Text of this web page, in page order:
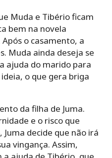
Muda e Tibério ficam
bem na novela
o casamento, a
Muda ainda deseja se
ajuda do marido para
o que gera briga
da filha de Juma.
e o risco que
decide que não irá
vingança. Assim,